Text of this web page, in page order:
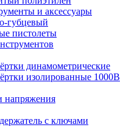
и аксессуары
губцевый
пистолеты
динамометрические
изолированные 1000В
напряжения
с ключами